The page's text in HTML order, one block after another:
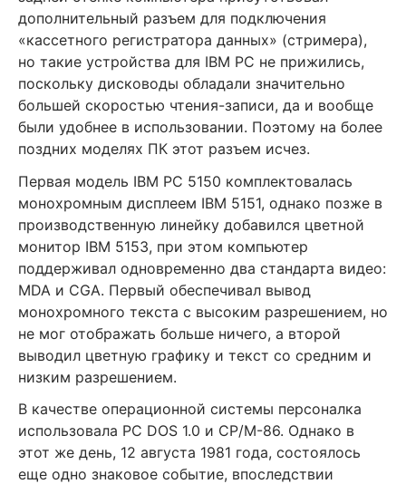
дополнительный разъем для подключения
«кассетного регистратора данных» (стримера),
но такие устройства для IBM PC не прижились,
поскольку дисководы обладали значительно
большей скоростью чтения-записи, да и вообще
были удобнее в использовании. Поэтому на более
поздних моделях ПК этот разъем исчез.
Первая модель IBM PC 5150 комплектовалась
монохромным дисплеем IBM 5151, однако позже в
производственную линейку добавился цветной
монитор IBM 5153, при этом компьютер
поддерживал одновременно два стандарта видео:
MDA и CGA. Первый обеспечивал вывод
монохромного текста с высоким разрешением, но
не мог отображать больше ничего, а второй
выводил цветную графику и текст со средним и
низким разрешением.
В качестве операционной системы персоналка
использовала PC DOS 1.0 и CP/M-86. Однако в
этот же день, 12 августа 1981 года, состоялось
еще одно знаковое событие, впоследствии